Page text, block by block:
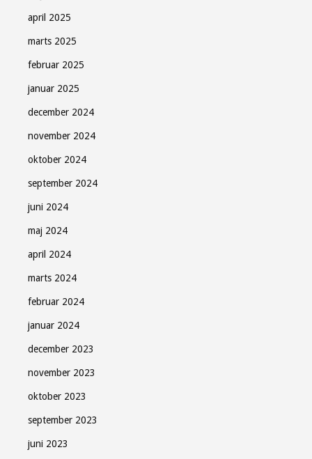
april 2025
marts 2025
februar 2025
januar 2025
december 2024
november 2024
oktober 2024
september 2024
juni 2024
maj 2024
april 2024
marts 2024
februar 2024
januar 2024
december 2023
november 2023
oktober 2023
september 2023
juni 2023